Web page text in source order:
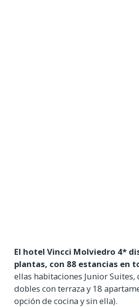
El hotel Vincci Molviedro 4*
plantas, con 88 estancias en
ellas habitaciones Junior Suites,
dobles con terraza y 18
opción de cocina y sin ella).